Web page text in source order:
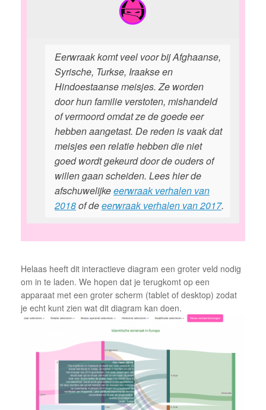
Eerwraak komt veel voor bij Afghaanse,
Syrische, Turkse, Iraakse en
Hindoestaanse meisjes. Ze worden
door hun familie verstoten, mishandeld
of vermoord omdat ze de goede eer
hebben aangetast. De reden is vaak dat
meisjes een relatie hebben die niet
goed wordt gekeurd door de ouders of
willen gaan scheiden. Lees hier de
afschuwelijkeeerwraak verhalen van
2018of deeerwraak verhalen van 2017.
Helaas heeft dit interactieve diagram een groter veld nodig
om in te laden. We hopen dat je terugkomt op een
apparaat met een groter scherm (tablet of desktop) zodat
je echt kunt zien wat dit diagram kan doen.